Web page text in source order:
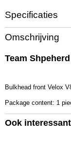
Specificaties
Productcode
606322
EAN code
606322
0,30 Kg
Omschrijving
Team
Bulkhead front Velox
Package content: 1
Ook interessant